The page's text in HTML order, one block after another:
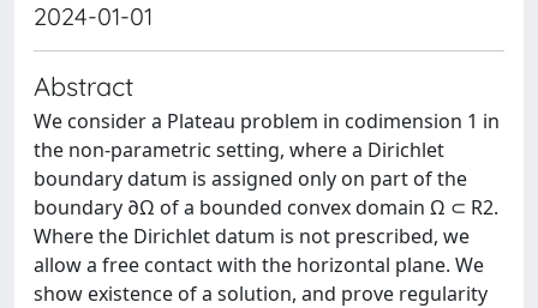
2024-01-01
Abstract
We consider a Plateau problem in codimension 1 in
the non-parametric setting, where a Dirichlet
boundary datum is assigned only on part of the
boundary ∂Ω of a bounded convex domain Ω ⊂ R2.
Where the Dirichlet datum is not prescribed, we
allow a free contact with the horizontal plane. We
show existence of a solution, and prove regularity